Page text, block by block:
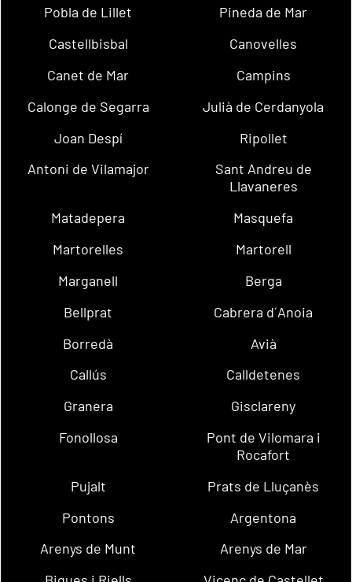
Pobla de Lillet
Pineda de Mar
Castellbisbal
Canovelles
Canet de Mar
Campins
Calonge de Segarra
Julià de Cerdanyola
Joan Despí
Ripollet
Antoni de Vilamajor
Sant Andreu de
Llavaneres
Matadepera
Masquefa
Martorelles
Martorell
Marganell
Berga
Bellprat
Cabrera d´Anoia
Borredà
Avià
Callús
Calldetenes
Granera
Gisclareny
Fonollosa
Pont de Vilomara i
Rocafort
Pujalt
Prats de Lluçanès
Pontons
Argentona
Arenys de Munt
Arenys de Mar